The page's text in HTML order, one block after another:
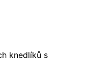
knedlíků s